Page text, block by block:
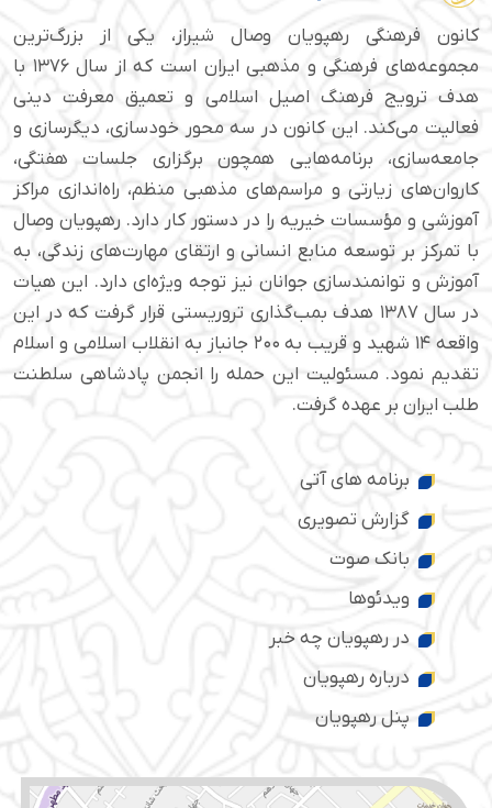
کانون فرهنگی رهپویان وصال شیراز، یکی از بزرگ‌ترین
مجموعه‌های فرهنگی و مذهبی ایران است که از سال ۱۳۷۶ با
هدف ترویج فرهنگ اصیل اسلامی و تعمیق معرفت دینی
فعالیت می‌کند. این کانون در سه محور خودسازی، دیگرسازی و
جامعه‌سازی، برنامه‌هایی همچون برگزاری جلسات هفتگی،
کاروان‌های زیارتی و مراسم‌های مذهبی منظم، راه‌اندازی مراکز
آموزشی و مؤسسات خیریه را در دستور کار دارد. رهپویان وصال
با تمرکز بر توسعه منابع انسانی و ارتقای مهارت‌های زندگی، به
آموزش و توانمندسازی جوانان نیز توجه ویژه‌ای دارد. این هیات
در سال ۱۳۸۷ هدف بمب‌گذاری تروریستی قرار گرفت که در این
واقعه ۱۴ شهید و قریب به ۲۰۰ جانباز به انقلاب اسلامی و اسلام
تقدیم نمود. مسئولیت این حمله را انجمن پادشاهی سلطنت
طلب ایران بر عهده گرفت.
برنامه های آتی
گزارش تصویری
بانک صوت
ویدئوها
در رهپویان چه خبر
درباره رهپویان
پنل رهپویان